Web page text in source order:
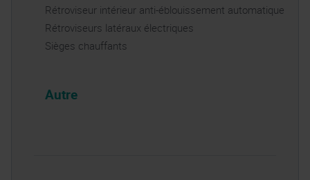
Rétroviseur intérieur anti-éblouissement automatique
Rétroviseurs latéraux électriques
Sièges chauffants
Autre